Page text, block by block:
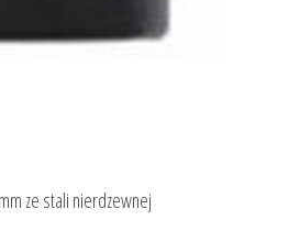
ze stali nierdzewnej